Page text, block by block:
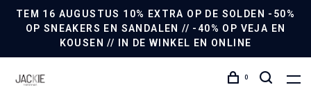
TEM 16 AUGUSTUS 10% EXTRA OP DE SOLDEN -50%
OP SNEAKERS EN SANDALEN // -40% OP VEJA EN
KOUSEN // IN DE WINKEL EN ONLINE
0